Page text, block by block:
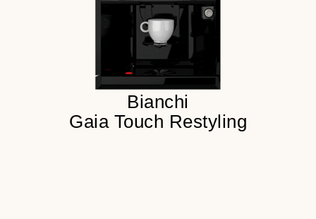
Bianchi
Gaia Touch Restyling
Детальнее